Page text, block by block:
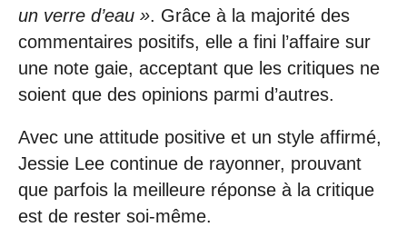
un verre d’eau ». Grâce à la majorité des
commentaires positifs, elle a fini l’affaire sur
une note gaie, acceptant que les critiques ne
soient que des opinions parmi d’autres.
Avec une attitude positive et un style affirmé,
Jessie Lee continue de rayonner, prouvant
que parfois la meilleure réponse à la critique
est de rester soi-même.